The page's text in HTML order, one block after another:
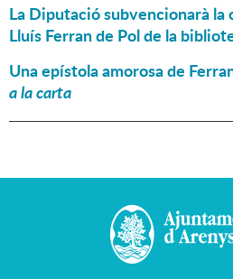
La Diputació subvencionarà la
Lluís Ferran de Pol de la
Una epístola amorosa de
a la carta